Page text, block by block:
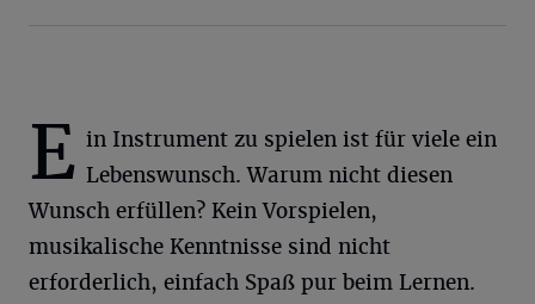
E in Instrument zu spielen ist für viele ein
Lebenswunsch. Warum nicht diesen
Wunsch erfüllen? Kein Vorspielen,
musikalische Kenntnisse sind nicht
erforderlich, einfach Spaß pur beim Lernen.